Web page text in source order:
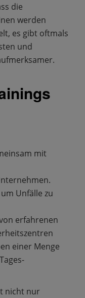
die
werden
es gibt oftmals
und
mit
Unfälle zu
erfahrenen
einer Menge
nicht nur